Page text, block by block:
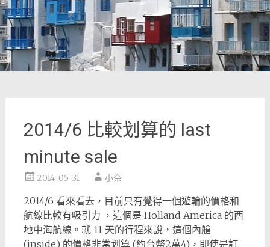
2014/6 比較划算的 last
minute sale
2014-05-31 小奈
2014/6 看來看去，目前只有覺得一個遊輪的價格和
航線比較有吸引力 ，這個是 Holland America 的西
地中海航線。就 11 天的行程來說，這個內艙
(inside) 的價格非常划算 (約台幣2萬4)，即使是訂